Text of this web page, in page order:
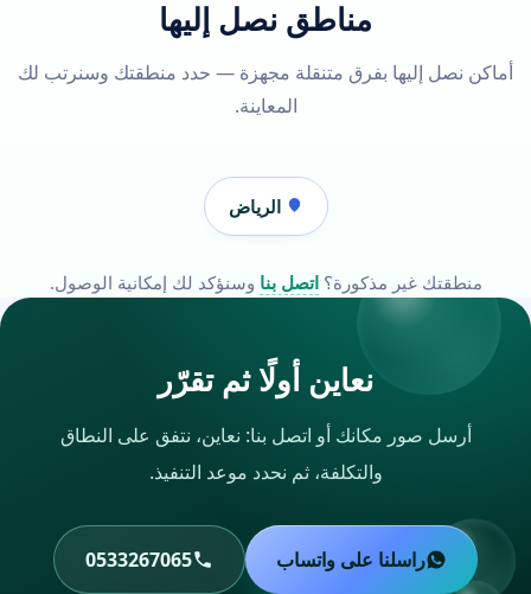
مناطق نصل إليها
أماكن نصل إليها بفرق متنقلة مجهزة — حدد منطقتك وسنرتب لك
المعاينة.
الرياض
منطقتك غير مذكورة؟اتصل بنا وسنؤكد لك إمكانية الوصول.
نعاين أولًا ثم تقرّر
أرسل صور مكانك أو اتصل بنا: نعاين، نتفق على النطاق
والتكلفة، ثم نحدد موعد التنفيذ.
راسلنا على واتساب 0533267065